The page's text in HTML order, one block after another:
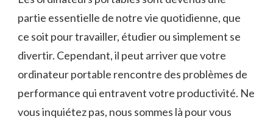
‍partie essentielle de notre vie‍ quotidienne, que ​
ce soit pour travailler, étudier ou simplement se ​
divertir. Cependant, il peut arriver que votre
ordinateur portable rencontre des problèmes de
performance qui entravent ‌votre productivité. Ne
​vous inquiétez pas, nous sommes là pour vous